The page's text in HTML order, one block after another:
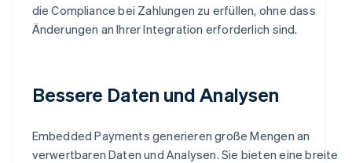
die Compliance bei Zahlungen zu erfüllen, ohne dass
Änderungen an Ihrer Integration erforderlich sind.
Bessere Daten und Analysen
Embedded Payments generieren große Mengen an
verwertbaren Daten und Analysen. Sie bieten eine breite